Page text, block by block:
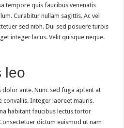
tempore quis faucibus venenatis
Curabitur nullam sagittis. Ac vel
sed nibh. Dui sed posuere turpis
integer lacus. Velit quisque neque.
leo
ante. Nunc sed fuga aptent at
convallis. Integer laoreet mauris.
habitant faucibus lectus tortor
dictum euismod ut nam